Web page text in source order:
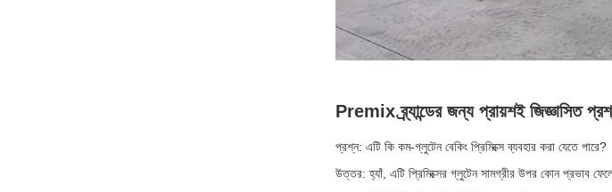
Premix ব্র্যান্ডের জন্য প্রায়শই জিজ্ঞাসিত
প্রশ্ন: এটি কি কম-গ্লুটেন বেকিং প্রিমিক্সে ব্যবহার করা যেতে পারে?
উত্তর: হ্যাঁ, এটি প্রিমিক্সের গ্লুটেন সামগ্রীর উপর কোন প্রভাব